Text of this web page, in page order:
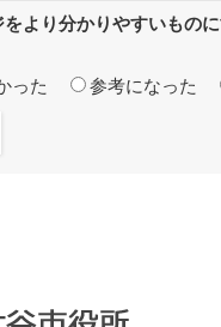
より分かりやすいもの
った
参考になった